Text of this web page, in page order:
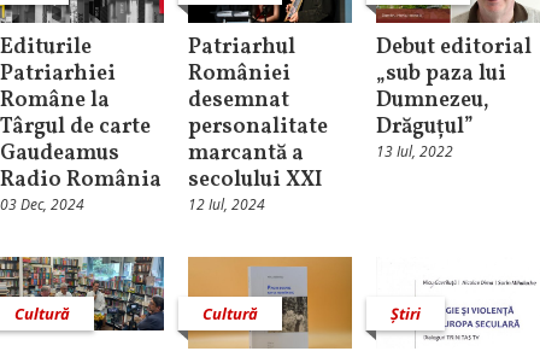
Editurile
Patriarhiei
Române la
Târgul de carte
Gaudeamus
Radio România
03 Dec, 2024
Patriarhul
României
desemnat
personalitate
marcantă a
secolului XXI
12 Iul, 2024
Debut editorial
„sub paza lui
Dumnezeu,
Drăguțul”
13 Iul, 2022
Cultură Cultură Știri